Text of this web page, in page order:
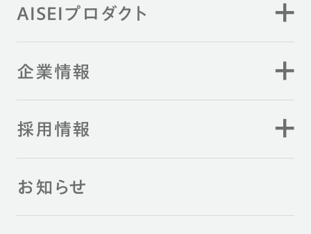
AISEIプロダクト
企業情報
採用情報
お知らせ